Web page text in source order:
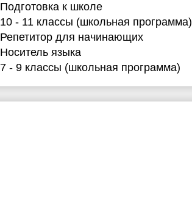
Подготовка к школе
10 - 11 классы (школьная программа)
Репетитор для начинающих
Носитель языка
7 - 9 классы (школьная программа)